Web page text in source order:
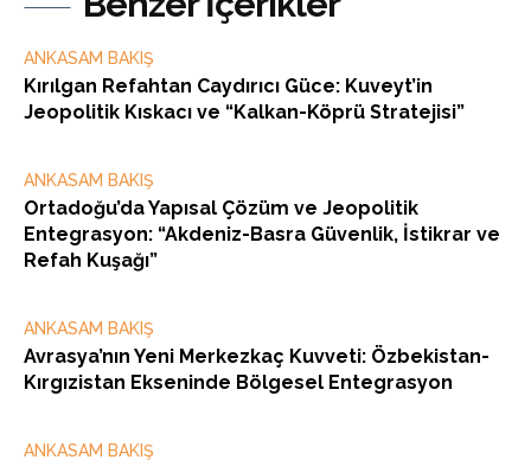
ANKASAM BAKIŞ
Kırılgan Refahtan Caydırıcı Güce: Kuveyt’in
Jeopolitik Kıskacı ve “Kalkan-Köprü Stratejisi”
ANKASAM BAKIŞ
Ortadoğu’da Yapısal Çözüm ve Jeopolitik
Entegrasyon: “Akdeniz-Basra Güvenlik, İstikrar ve
Refah Kuşağı”
ANKASAM BAKIŞ
Avrasya’nın Yeni Merkezkaç Kuvveti: Özbekistan-
Kırgızistan Ekseninde Bölgesel Entegrasyon
ANKASAM BAKIŞ